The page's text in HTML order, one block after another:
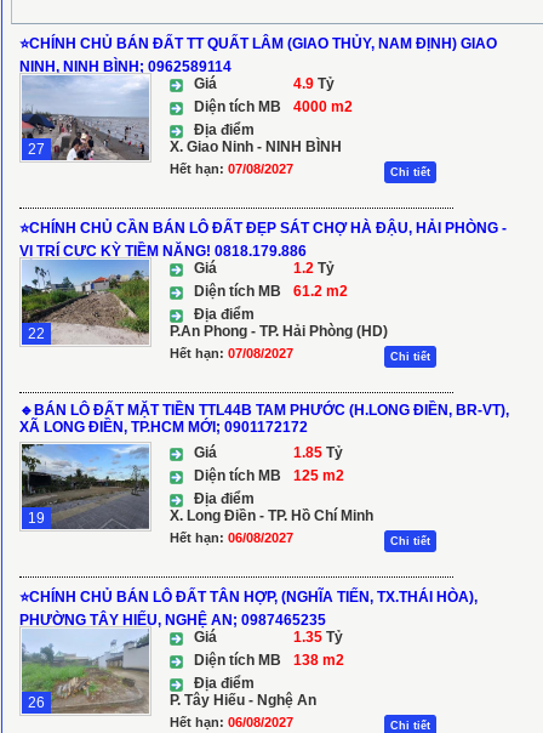
⭐️CHÍNH CHỦ BÁN ĐẤT TT QUẤT LÂM (GIAO THỦY, NAM ĐỊNH) GIAO
NINH, NINH BÌNH; 0962589114
27
Giá 4.9 Tỷ
Diện tích MB
4000 m2
Địa điểm
X. Giao Ninh - NINH BÌNH
Hết hạn: 07/08/2027 Chi tiết
⭐️CHÍNH CHỦ CẦN BÁN LÔ ĐẤT ĐẸP SÁT CHỢ HÀ ĐẬU, HẢI PHÒNG -
VỊ TRÍ CỰC KỲ TIỀM NĂNG! 0818.179.886
22
Giá 1.2 Tỷ
Diện tích MB
61.2 m2
Địa điểm
P.An Phong - TP. Hải Phòng (HD)
Hết hạn: 07/08/2027 Chi tiết
🔹BÁN LÔ ĐẤT MẶT TIỀN TTL44B TAM PHƯỚC (H.LONG ĐIỀN, BR-VT),
XÃ LONG ĐIỀN, TP.HCM MỚI; 0901172172
19
Giá 1.85 Tỷ
Diện tích MB
125 m2
Địa điểm
X. Long Điền - TP. Hồ Chí Minh
Hết hạn: 06/08/2027 Chi tiết
⭐️CHÍNH CHỦ BÁN LÔ ĐẤT TÂN HỢP, (NGHĨA TIẾN, TX.THÁI HÒA),
PHƯỜNG TÂY HIẾU, NGHỆ AN; 0987465235
26
Giá 1.35 Tỷ
Diện tích MB
138 m2
Địa điểm
P. Tây Hiếu - Nghệ An
Hết hạn: 06/08/2027 Chi tiết